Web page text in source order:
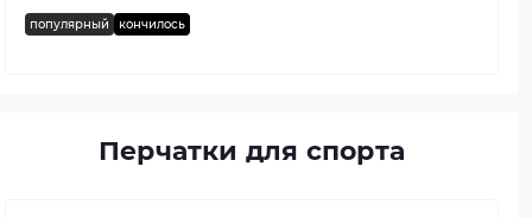
популярный кончилось
Перчатки для спорта